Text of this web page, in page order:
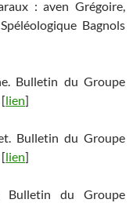
: aven Grégoire,
Bagnols
Bulletin du Groupe
lien]
Bulletin du Groupe
lien]
Bulletin du Groupe